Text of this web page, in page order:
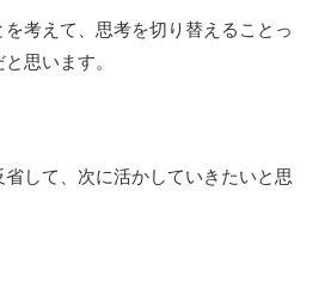
考えて、思考を切り替えることっ
思います。
して、次に活かしていきたいと思